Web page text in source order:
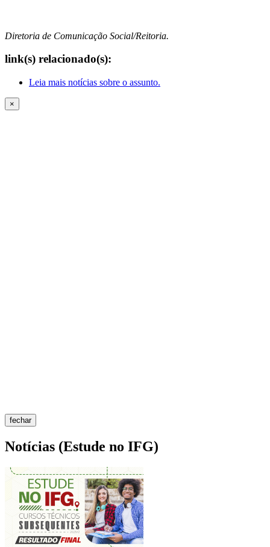
Diretoria de Comunicação Social/Reitoria.
link(s) relacionado(s):
Leia mais notícias sobre o assunto.
×
fechar
Notícias (Estude no IFG)